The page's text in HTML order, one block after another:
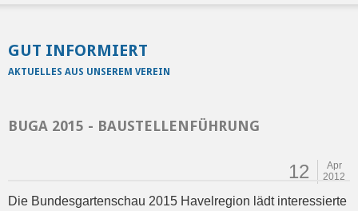
GUT INFORMIERT
AKTUELLES AUS UNSEREM VEREIN
BUGA 2015 - BAUSTELLENFÜHRUNG
12
Apr
2012
Die Bundesgartenschau 2015 Havelregion lädt interessierte